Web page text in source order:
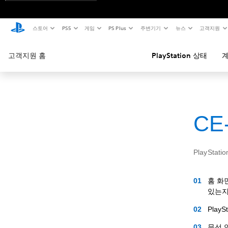
스토어 PS5 게임 PS Plus 주변기기 뉴스 고객지원
고객지원 홈 PlayStation 상태
홈 화
있는